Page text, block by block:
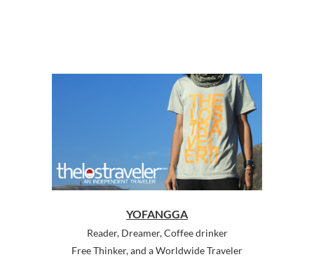
YOFANGGA
Reader, Dreamer, Coffee drinker
Free Thinker, and a Worldwide Traveler